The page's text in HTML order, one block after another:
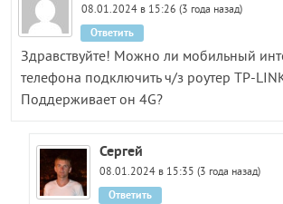
08.01.2024 в 15:26 (3 года назад)
Здравствуйте! Можно ли мобильный
телефона подключить ч/з роутер TP-
Поддерживает он 4G?
Ответить
Сергей
08.01.2024 в 15:35 (3 года назад)
Ответить